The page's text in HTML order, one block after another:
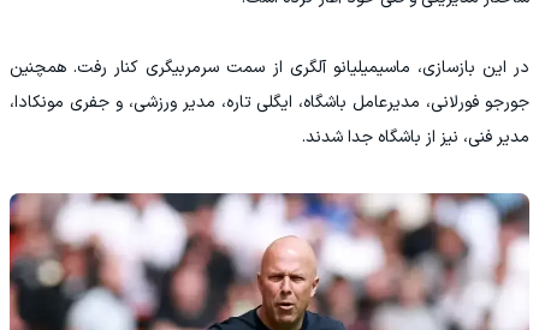
در این بازسازی، ماسیمیلیانو آلگری از سمت سرمربیگری کنار رفت. همچنین
جورجو فورلانی، مدیرعامل باشگاه، ایگلی تاره، مدیر ورزشی، و جفری مونکادا،
مدیر فنی، نیز از باشگاه جدا شدند.